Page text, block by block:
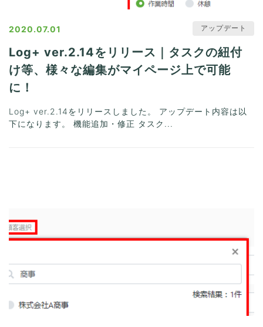
2020.07.01 アップデート
Log+ ver.2.14をリリース｜タスクの紐付
け等、様々な編集がマイページ上で可能
に！
Log+ ver.2.14をリリースしました。 アップデート内容は以
下になります。 機能追加・修正 タスク...